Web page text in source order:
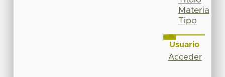
Materia
Tipo
Usuario
Acceder